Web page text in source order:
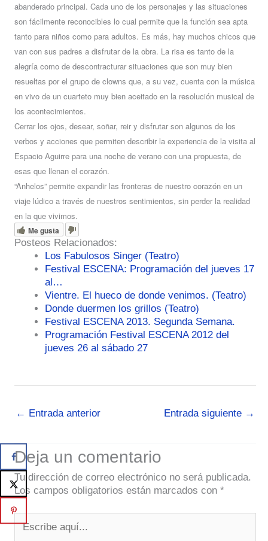
abanderado principal. Cada uno de los personajes y las situaciones
son fácilmente reconocibles lo cual permite que la función sea apta
tanto para niños como para adultos. Es más, hay muchos chicos que
van con sus padres a disfrutar de la obra. La risa es tanto de la
alegría como de descontracturar situaciones que son muy bien
resueltas por el grupo de clowns que, a su vez, cuenta con la música
en vivo de un cuarteto muy bien aceitado en la resolución musical de
los acontecimientos.
Cerrar los ojos, desear, soñar, reir y disfrutar son algunos de los
verbos y acciones que permiten describir la experiencia de la visita al
Espacio Aguirre para una noche de verano con una propuesta, de
esas que llenan el corazón.
“Anhelos” permite expandir las fronteras de nuestro corazón en un
viaje lúdico a través de nuestros sentimientos, sin perder la realidad
en la que vivimos.
Me gusta
Posteos Relacionados:
Los Fabulosos Singer (Teatro)
Festival ESCENA: Programación del jueves 17
al…
Vientre. El hueco de donde venimos. (Teatro)
Donde duermen los grillos (Teatro)
Festival ESCENA 2013. Segunda Semana.
Programación Festival ESCENA 2012 del
jueves 26 al sábado 27
← Entrada anterior Entrada siguiente →
Deja un comentario
Tu dirección de correo electrónico no será publicada.
Los campos obligatorios están marcados con *
aquí...